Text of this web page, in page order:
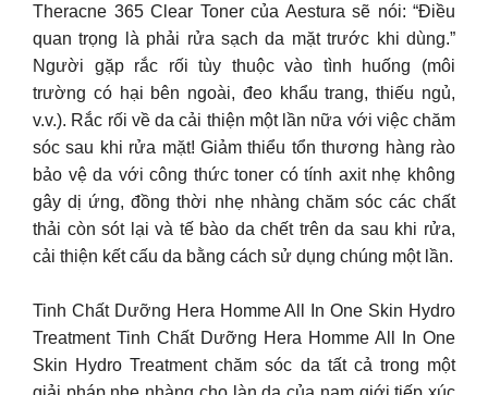
Theracne 365 Clear Toner của Aestura sẽ nói: “Điều
quan trọng là phải rửa sạch da mặt trước khi dùng.”
Người gặp rắc rối tùy thuộc vào tình huống (môi
trường có hại bên ngoài, đeo khẩu trang, thiếu ngủ,
v.v.). Rắc rối về da cải thiện một lần nữa với việc chăm
sóc sau khi rửa mặt! Giảm thiểu tổn thương hàng rào
bảo vệ da với công thức toner có tính axit nhẹ không
gây dị ứng, đồng thời nhẹ nhàng chăm sóc các chất
thải còn sót lại và tế bào da chết trên da sau khi rửa,
cải thiện kết cấu da bằng cách sử dụng chúng một lần.
Tinh Chất Dưỡng Hera Homme All In One Skin Hydro
Treatment Tinh Chất Dưỡng Hera Homme All In One
Skin Hydro Treatment chăm sóc da tất cả trong một